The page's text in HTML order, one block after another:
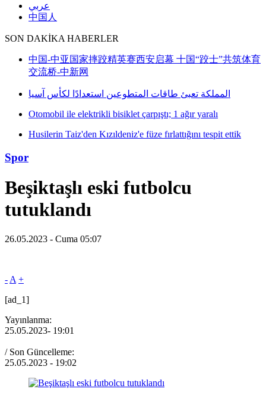
عربي
中国人
SON DAKİKA HABERLER
中国-中亚国家摔跤精英赛西安启幕 十国“跤士”共筑体育
交流桥-中新网
المملكة تعبئ طاقات المتطوعين استعدادًا لكأس آسيا
Otomobil ile elektrikli bisiklet çarpıştı; 1 ağır yaralı
Husilerin Taiz'den Kızıldeniz'e füze fırlattığını tespit ettik
Spor
Beşiktaşlı eski futbolcu
tutuklandı
26.05.2023 - Cuma 05:07
- A +
[ad_1]
Yayınlanma:
25.05.2023- 19:01
/ Son Güncelleme:
25.05.2023 - 19:02